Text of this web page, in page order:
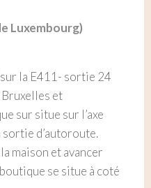
Luxembourg)
la E411- sortie 24
et
sur situe sur l’axe
d’autoroute.
maison et avancer
se situe à coté